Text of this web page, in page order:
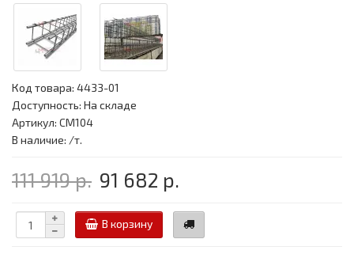
Код товара: 4433-01
Доступность: На складе
Артикул: CM104
В наличие: /т.
111 919 р. 91 682 р.
В корзину